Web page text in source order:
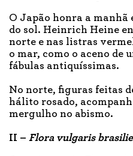
O Japão honra a manhã
do sol. Heinrich Heine
norte e nas listras
o mar, como o aceno de
fábulas antiquíssimas.
No norte, figuras feitas
hálito rosado,
mergulho no abismo.
II – Flora vulgaris